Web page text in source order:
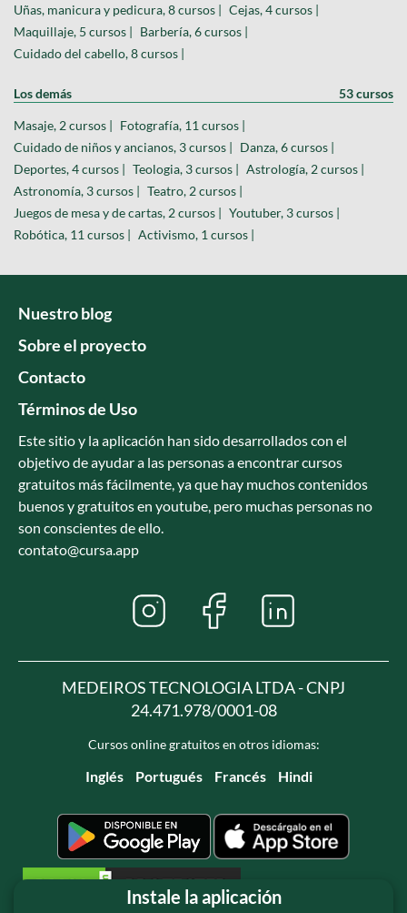
Instale la aplicación
Uñas, manicura y pedicura, 8 cursos | Cejas, 4 cursos |
Maquillaje, 5 cursos | Barbería, 6 cursos |
Cuidado del cabello, 8 cursos |
Los demás 53 cursos
Masaje, 2 cursos | Fotografía, 11 cursos |
Cuidado de niños y ancianos, 3 cursos | Danza, 6 cursos |
Deportes, 4 cursos | Teologia, 3 cursos | Astrología, 2 cursos |
Astronomía, 3 cursos | Teatro, 2 cursos |
Juegos de mesa y de cartas, 2 cursos | Youtuber, 3 cursos |
Robótica, 11 cursos | Activismo, 1 cursos |
Nuestro blog
Sobre el proyecto
Contacto
Términos de Uso
Este sitio y la aplicación han sido desarrollados con el
objetivo de ayudar a las personas a encontrar cursos
gratuitos más fácilmente, ya que hay muchos contenidos
buenos y gratuitos en youtube, pero muchas personas no
son conscientes de ello.
contato@cursa.app
MEDEIROS TECNOLOGIA LTDA - CNPJ
24.471.978/0001-08
Cursos online gratuitos en otros idiomas:
Inglés Portugués Francés Hindi